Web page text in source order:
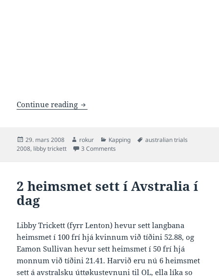
Continue reading Libby Trickett undir 24 í 50 frí
Posted
on
29. mars 2008 Author
rokur Categories
Kapping Tags
australian trials
2008, libby trickett 3 Comments
2 heimsmet sett í Avstralia í
dag
Libby Trickett (fyrr Lenton) hevur sett langbana
heimsmet í 100 frí hjá kvinnum við tíðini 52.88, og
Eamon Sullivan hevur sett heimsmet í 50 frí hjá
monnum við tíðini 21.41. Harvið eru nú 6 heimsmet
sett á avstralsku úttøkustevnuni til OL, ella líka so